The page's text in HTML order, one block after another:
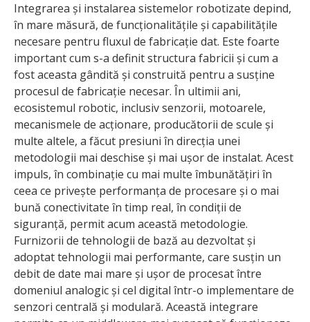
Integrarea și instalarea sistemelor robotizate depind,
în mare măsură, de funcționalitățile și capabilitățile
necesare pentru fluxul de fabricație dat. Este foarte
important cum s-a definit structura fabricii și cum a
fost aceasta gândită și construită pentru a susține
procesul de fabricație necesar. În ultimii ani,
ecosistemul robotic, inclusiv senzorii, motoarele,
mecanismele de acționare, producătorii de scule și
multe altele, a făcut presiuni în direcția unei
metodologii mai deschise și mai ușor de instalat. Acest
impuls, în combinație cu mai multe îmbunătățiri în
ceea ce privește performanța de procesare și o mai
bună conectivitate în timp real, în condiții de
siguranță, permit acum această metodologie.
Furnizorii de tehnologii de bază au dezvoltat și
adoptat tehnologii mai performante, care susțin un
debit de date mai mare și ușor de procesat între
domeniul analogic și cel digital într-o implementare de
senzori centrală și modulară. Această integrare